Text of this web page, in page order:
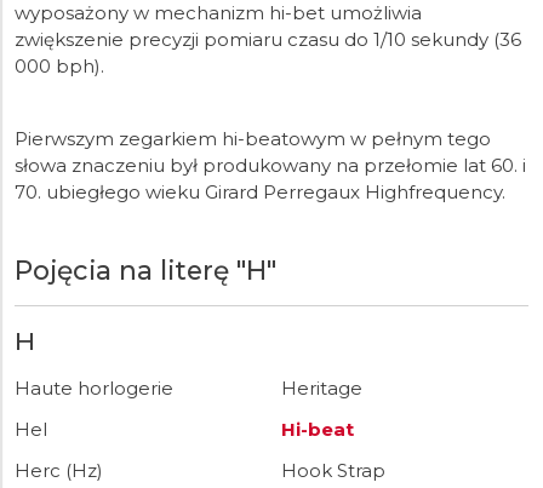
wyposażony w mechanizm hi-bet umożliwia
zwiększenie precyzji pomiaru czasu do 1/10 sekundy (36
000 bph).
Pierwszym zegarkiem hi-beatowym w pełnym tego
słowa znaczeniu był produkowany na przełomie lat 60. i
70. ubiegłego wieku Girard Perregaux Highfrequency.
Pojęcia na literę "H"
H
Haute horlogerie
Hel
Herc (Hz)
Heritage
Hi-beat
Hook Strap